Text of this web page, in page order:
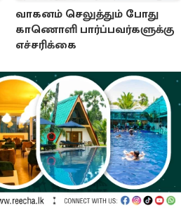
வாகனம் செலுத்தும் போது
காணொளி பார்ப்பவர்களுக்கு
எச்சரிக்கை